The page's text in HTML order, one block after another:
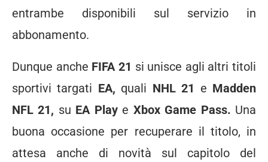
entrambe disponibili sul servizio in
abbonamento.
Dunque anche FIFA 21 si unisce agli altri titoli
sportivi targati EA, quali NHL 21 e Madden
NFL 21, su EA Play e Xbox Game Pass. Una
buona occasione per recuperare il titolo, in
attesa anche di novità sul capitolo del